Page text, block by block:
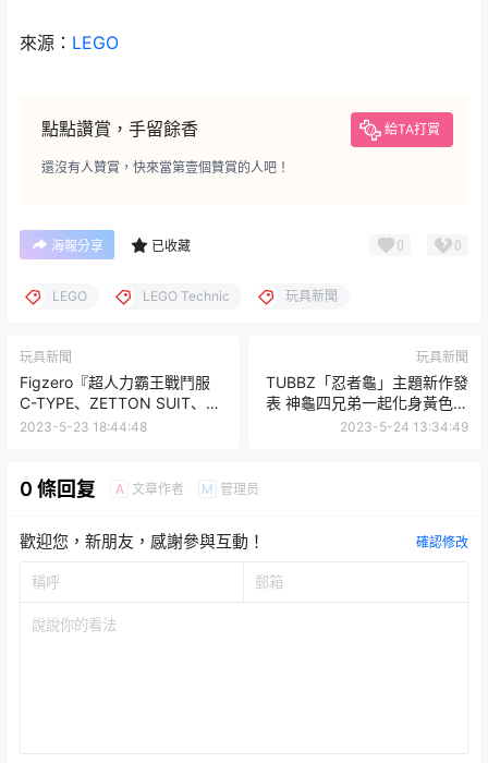
來源： LEGO
點點讚賞，手留餘香 給TA打賞
還沒有人贊賞，快來當第壹個贊賞的人吧！
海報分享 已收藏 0 0
LEGO LEGO Technic 玩具新聞
玩具新聞
Figzero『超人力霸王戰鬥服
C-TYPE、ZETTON SUIT、
JACK SUIT』三款新作原型首
2023-5-23 18:44:48
玩具新聞
TUBBZ「忍者龜」主題新作發
表 神龜四兄弟一起化身黃色小
鴨陪你泡澡！
2023-5-24 13:34:49
0 條回复 A 文章作者 M 管理员
歡迎您，新朋友，感謝參與互動！ 確認修改